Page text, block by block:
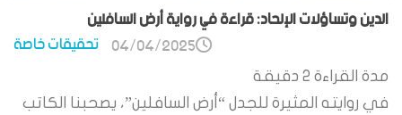
الدين وتساؤلات الإلحاد: قراءة في رواية أرض السافلين
تحقيقات خاصة 04/04/2025
مدة القراءة 2 دقيقة
في روايته المثيرة للجدل “أرض السافلين”، يصحبنا الكاتب